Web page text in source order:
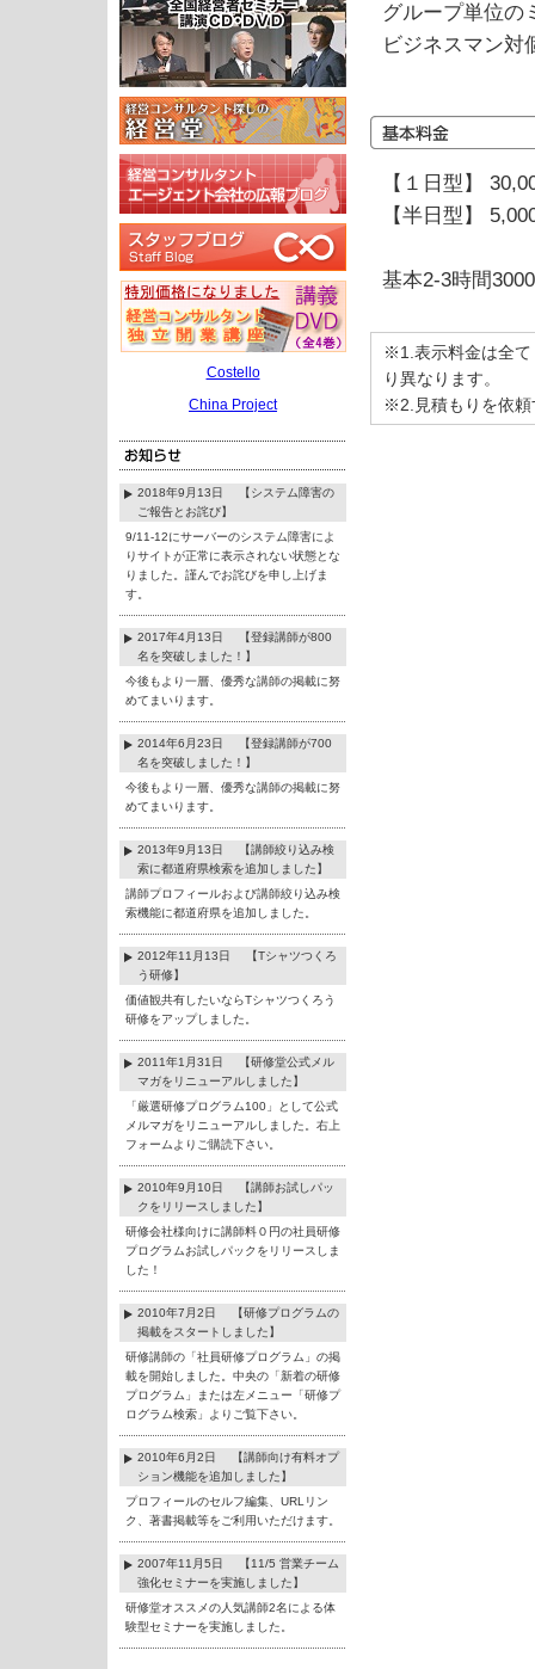
Costello
China Project
2018年9月13日 【システム障害の
ご報告とお詫び】
9/11-12にサーバーのシステム障害によ
りサイトが正常に表示されない状態とな
りました。謹んでお詫びを申し上げま
す。
2017年4月13日 【登録講師が800
名を突破しました！】
今後もより一層、優秀な講師の掲載に努
めてまいります。
2014年6月23日 【登録講師が700
名を突破しました！】
今後もより一層、優秀な講師の掲載に努
めてまいります。
2013年9月13日 【講師絞り込み検
索に都道府県検索を追加しました】
講師プロフィールおよび講師絞り込み検
索機能に都道府県を追加しました。
2012年11月13日 【Tシャツつくろ
う研修】
価値観共有したいならTシャツつくろう
研修をアップしました。
2011年1月31日 【研修堂公式メル
マガをリニューアルしました】
「厳選研修プログラム100」として公式
メルマガをリニューアルしました。右上
フォームよりご購読下さい。
2010年9月10日 【講師お試しパッ
クをリリースしました】
研修会社様向けに講師料０円の社員研修
プログラムお試しパックをリリースしま
した！
2010年7月2日 【研修プログラムの
掲載をスタートしました】
研修講師の「社員研修プログラム」の掲
載を開始しました。中央の「新着の研修
プログラム」または左メニュー「研修プ
ログラム検索」よりご覧下さい。
2010年6月2日 【講師向け有料オプ
ション機能を追加しました】
プロフィールのセルフ編集、URLリン
ク、著書掲載等をご利用いただけます。
2007年11月5日 【11/5 営業チーム
強化セミナーを実施しました】
研修堂オススメの人気講師2名による体
験型セミナーを実施しました。
グループ単位の
ビジネスマン対
【１日型】
【半日型】
基本2-3時間
※1.表示料金は全て
り異なります。
※2.見積もりを依頼